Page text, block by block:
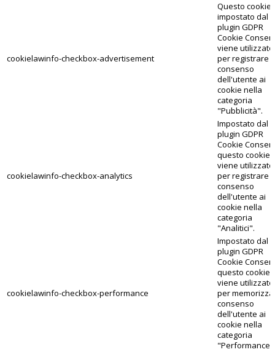
cookielawinfo-checkbox-advertisement
Questo cookie,
impostato dal
plugin GDPR
Cookie
viene utilizzato
per registrare il
consenso
dell'utente ai
cookie nella
categoria
"Pubblicità".
cookielawinfo-checkbox-analytics
Impostato dal
plugin GDPR
Cookie
questo cookie
viene utilizzato
per registrare il
consenso
dell'utente ai
cookie nella
categoria
"Analitici".
cookielawinfo-checkbox-performance
Impostato dal
plugin GDPR
Cookie
questo cookie
viene utilizzato
per
consenso
dell'utente ai
cookie nella
categoria
"Performance".